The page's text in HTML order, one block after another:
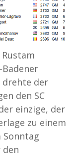
Badener
drehte der
den SC
einzige, der
zu einem
den